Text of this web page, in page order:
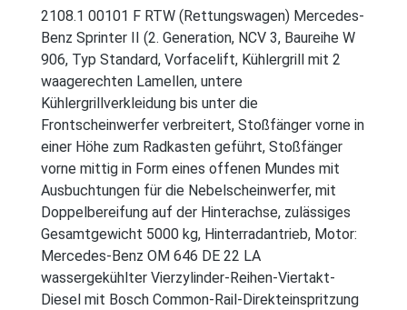
2108.1 00101 F RTW (Rettungswagen) Mercedes-
Benz Sprinter II (2. Generation, NCV 3, Baureihe W
906, Typ Standard, Vorfacelift, Kühlergrill mit 2
waagerechten Lamellen, untere
Kühlergrillverkleidung bis unter die
Frontscheinwerfer verbreitert, Stoßfänger vorne in
einer Höhe zum Radkasten geführt, Stoßfänger
vorne mittig in Form eines offenen Mundes mit
Ausbuchtungen für die Nebelscheinwerfer, mit
Doppelbereifung auf der Hinterachse, zulässiges
Gesamtgewicht 5000 kg, Hinterradantrieb, Motor:
Mercedes-Benz OM 646 DE 22 LA
wassergekühlter Vierzylinder-Reihen-Viertakt-
Diesel mit Bosch Common-Rail-Direkteinspritzung